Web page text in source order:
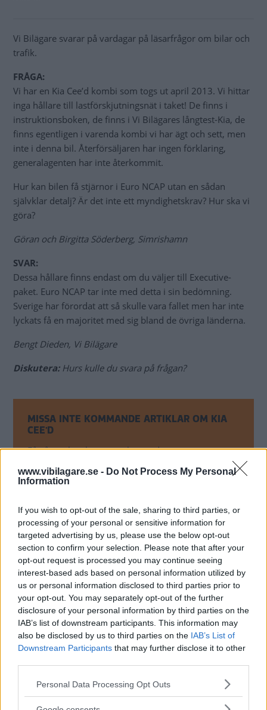
www.vibilagare.se - Do Not Process My Personal
Information
If you wish to opt-out of the sale, sharing to third parties, or
processing of your personal or sensitive information for
targeted advertising by us, please use the below opt-out
section to confirm your selection. Please note that after your
opt-out request is processed you may continue seeing
interest-based ads based on personal information utilized by
us or personal information disclosed to third parties prior to
your opt-out. You may separately opt-out of the further
disclosure of your personal information by third parties on the
IAB’s list of downstream participants. This information may
also be disclosed by us to third parties on the IAB’s List of
Downstream Participants that may further disclose it to other
Please note that this website/app uses one or more Google
not limited to your visit or usage behaviour. You may click to
Personal Data Processing Opt Outs
Vi Bilägare svarar på vardagar på läsarfrågor om bilar och
trafik.
FRÅGA:
Vi har en Kia Cee’d kombi som togs ut april 2013. Vi hittar
inga hållare till lastförskjutningsnät i taket! De finns i
instruktionsboken, de finns i Vi Bilägares långtest-Kia, de
finns egentligen i varenda kombi vi har ägt och sett, men
inte i denna bil. Återförsäljaren har ingen förklaring,
generalagenten har inte återkommit.
Hur kan bilen få stjärnor i Euro NCAP utan en sådan
självklar detalj? Är det inte ett myndighetskrav? Hur ska vi
göra?
Göran och Birgitta Söderberg, Simrishamn
SVAR:
Dessa hållare finns endast om du väljer till Executive-
paket. Euro NCAP tar inte med detta i sin bedömning.
Sverige har förordat att så skulle vara fallet men har inte
lyckats få en majoritet med sig bland de övriga länderna.
Bengt Dieden, Vi Bilägare
Diskutera: Hurs kulle du svara på frågan?
MISSA INTE KOMMANDE ARTIKLAR OM KIA
CEE'D
Få vårt nyhetsbrev utan kostnad
Genom att anmäla dig godkänner du OK-förlagets
personuppgiftspolicy.
MER FRÅN VI BILÄGARE
Bilfrågan: Vilka
trafikregler gäller?
Bilfrågan: Vad
göra åt NOx-
Bilfrågan:
kostar